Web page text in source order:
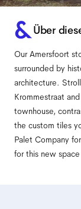
Über
Our Amersfoort
surrounded by
architecture.
Krommestraat
townhouse,
the custom tiles
Palet Company
for this new